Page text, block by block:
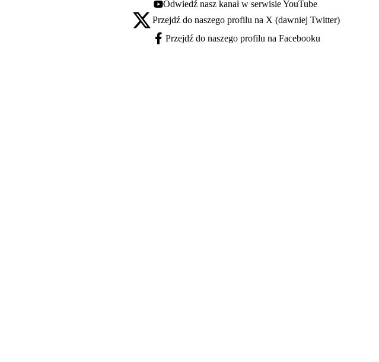
Youtube - otwiera się w nowej karcie
Odwiedź nasz kanał w serwisie YouTube
X - otwiera się w nowej karcie
Przejdź do naszego profilu na X (dawniej Twitter)
Facebook - otwiera się w nowej karcie
Przejdź do naszego profilu na Facebooku